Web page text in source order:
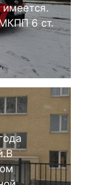
имеется.
6 ст.